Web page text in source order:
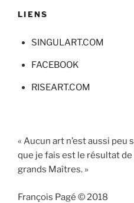
LIENS
SINGULART.COM
FACEBOOK
RISEART.COM
« Aucun art n’est aussi peu
que je fais est le résultat
grands Maîtres. »
François Pagé © 2018